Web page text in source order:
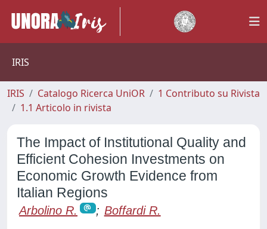
IRIS
IRIS Catalogo Ricerca UniOR
1 Contributo su Rivista
1.1 Articolo in rivista
The Impact of Institutional Quality and
Efficient Cohesion Investments on
Economic Growth Evidence from
Italian Regions
Arbolino R. ; Boffardi R.